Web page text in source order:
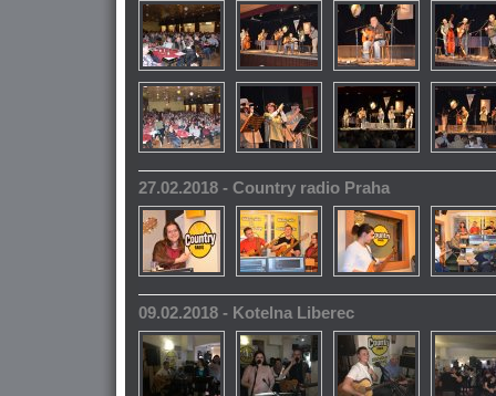
27.02.2018 - Country radio Praha
09.02.2018 - Kotelna Liberec